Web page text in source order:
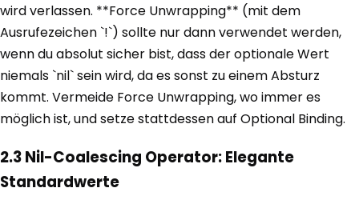
wird verlassen. **Force Unwrapping** (mit dem
Ausrufezeichen `!`) sollte nur dann verwendet werden,
wenn du absolut sicher bist, dass der optionale Wert
niemals `nil` sein wird, da es sonst zu einem Absturz
kommt. Vermeide Force Unwrapping, wo immer es
möglich ist, und setze stattdessen auf Optional Binding.
2.3 Nil-Coalescing Operator: Elegante
Standardwerte